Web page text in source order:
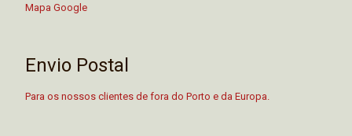
Mapa Google
Envio Postal
Para os nossos clientes de fora do Porto e da Europa.